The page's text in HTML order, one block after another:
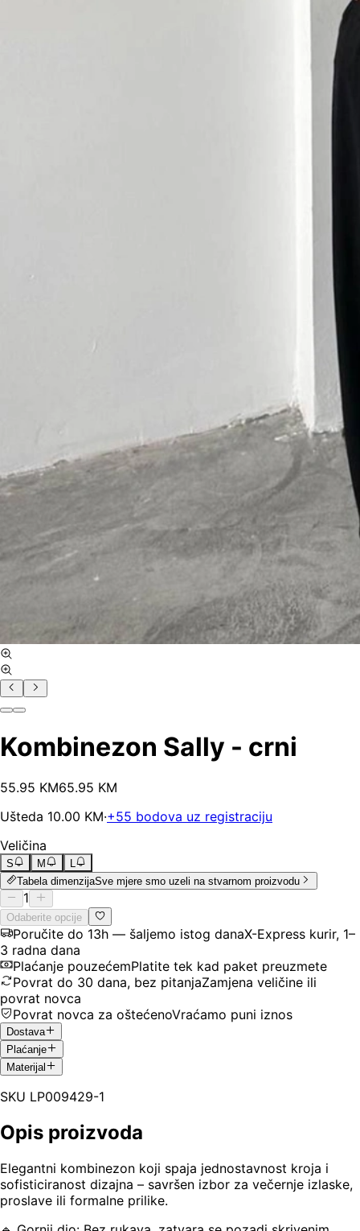
Kombinezon Sally - crni
55.95 KM65.95 KM
Ušteda 10.00 KM·+55 bodova uz registraciju
Veličina
S M
L
Tabela dimenzijaSve mjere smo uzeli na stvarnom proizvodu
1
Odaberite opcije
Poručite do 13h — šaljemo istog danaX-Express kurir, 1–
3 radna dana
Plaćanje pouzećemPlatite tek kad paket preuzmete
Povrat do 30 dana, bez pitanjaZamjena veličine ili
povrat novca
Povrat novca za oštećenoVraćamo puni iznos
Dostava
Plaćanje
Materijal
SKU LP009429-1
Opis proizvoda
Elegantni kombinezon koji spaja jednostavnost kroja i
sofisticiranost dizajna – savršen izbor za večernje izlaske,
proslave ili formalne prilike.